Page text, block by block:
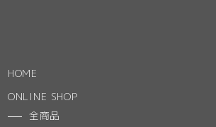
HOME
ONLINE SHOP
全商品